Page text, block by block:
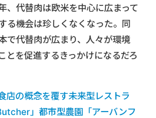
、代替肉は欧米を中心に広まって
る機会は珍しくなくなった。同
で代替肉が広まり、人々が環境
とを促進するきっかけになるだろ
店の概念を覆す未来型レストラ
」都市型農園「アーバンフ